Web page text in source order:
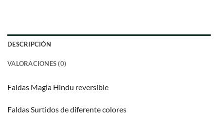
DESCRIPCIÓN
VALORACIONES (0)
Faldas Magia Hindu reversible
Faldas Surtidos de diferente colores